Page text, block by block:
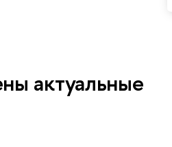
актуальные